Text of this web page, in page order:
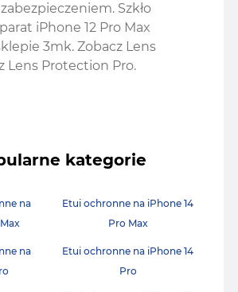
Szkło
iPhone 12 Pro Max
3mk. Zobacz Lens
Lens Protection Pro.
kategorie
na
na
Etui ochronne na iPhone 14
Pro Max
Etui ochronne na iPhone 14
Pro